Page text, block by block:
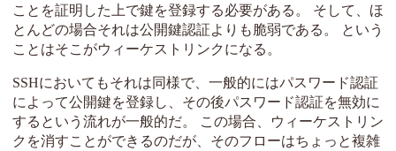
ことを証明した上で鍵を登録する必要がある。 そして、ほ
とんどの場合それは公開鍵認証よりも脆弱である。 という
ことはそこがウィーケストリンクになる。
SSHにおいてもそれは同様で、一般的にはパスワード認証
によって公開鍵を登録し、その後パスワード認証を無効に
するという流れが一般的だ。 この場合、ウィーケストリン
クを消すことができるのだが、そのフローはちょっと複雑